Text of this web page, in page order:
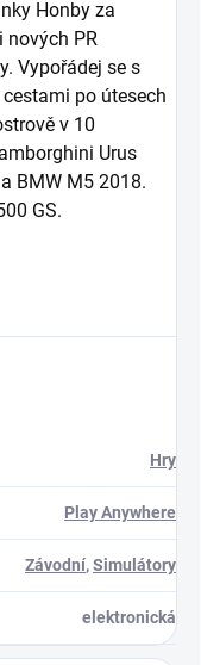
Honby za
nových PR
Vypořádej se s
po útesech
v 10
Urus
BMW M5 2018.
GS.
Hry
Play Anywhere
Závodní,Simulátory
elektronická